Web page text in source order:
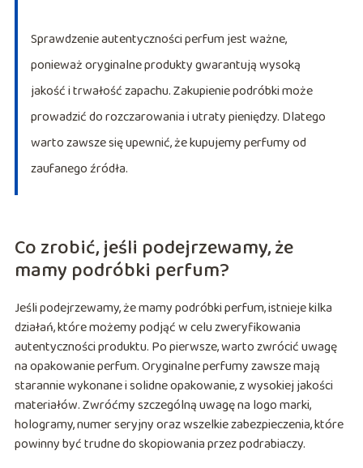
Sprawdzenie autentyczności perfum jest ważne,
ponieważ oryginalne produkty gwarantują wysoką
jakość i trwałość zapachu. Zakupienie podróbki może
prowadzić do rozczarowania i utraty pieniędzy. Dlatego
warto zawsze się upewnić, że kupujemy perfumy od
zaufanego źródła.
Co zrobić, jeśli podejrzewamy, że
mamy podróbki perfum?
Jeśli podejrzewamy, że mamy podróbki perfum, istnieje kilka
działań, które możemy podjąć w celu zweryfikowania
autentyczności produktu. Po pierwsze, warto zwrócić uwagę
na opakowanie perfum. Oryginalne perfumy zawsze mają
starannie wykonane i solidne opakowanie, z wysokiej jakości
materiałów. Zwróćmy szczególną uwagę na logo marki,
hologramy, numer seryjny oraz wszelkie zabezpieczenia, które
powinny być trudne do skopiowania przez podrabiaczy.